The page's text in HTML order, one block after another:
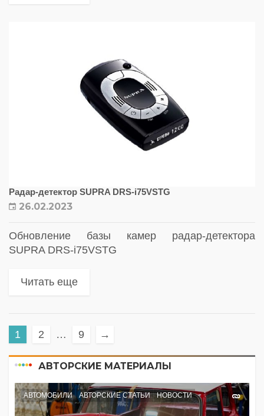
Радар-детектор SUPRA DRS-i75VSTG
26.02.2023
Обновление базы камер радар-детектора
SUPRA DRS-i75VSTG
Читать еще
1 2 … 9 →
АВТОРСКИЕ МАТЕРИАЛЫ
АВТОМОБИЛИ АВТОРСКИЕ СТАТЬИ НОВОСТИ